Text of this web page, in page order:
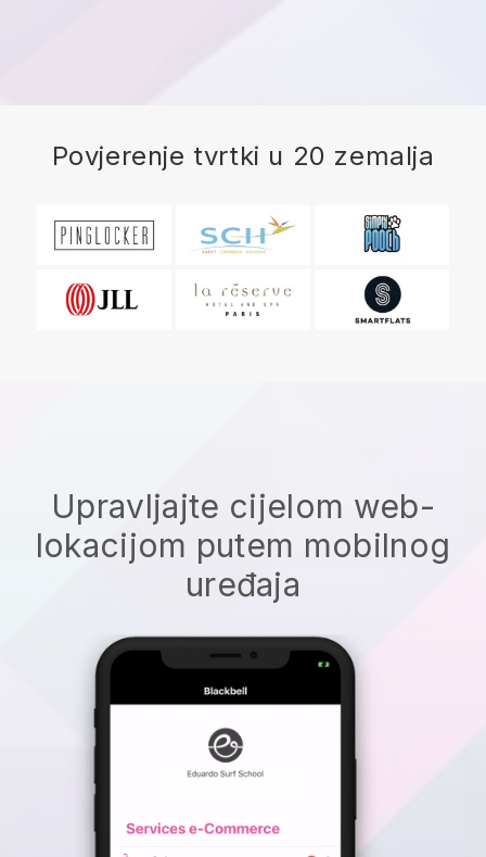
Povjerenje tvrtki u 20 zemalja
Upravljajte cijelom web-
lokacijom putem mobilnog
uređaja